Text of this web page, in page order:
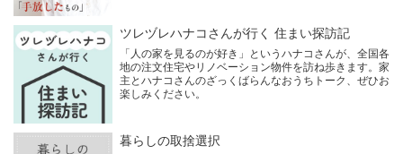
ツレヅレハナコさんが行く 住まい探訪記
「人の家を見るのが好き」というハナコさんが、全国各
地の注文住宅やリノベーション物件を訪ね歩きます。家
主とハナコさんのざっくばらんなおうちトーク、ぜひお
楽しみください。
暮らしの取捨選択